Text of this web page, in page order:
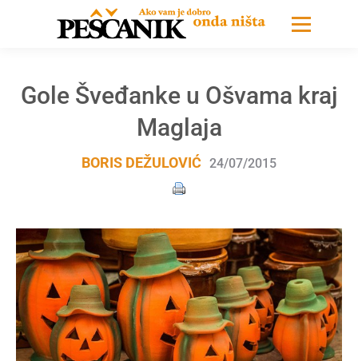
Gole Šveđanke u Ošvama kraj
Maglaja
BORIS DEŽULOVIĆ 24/07/2015